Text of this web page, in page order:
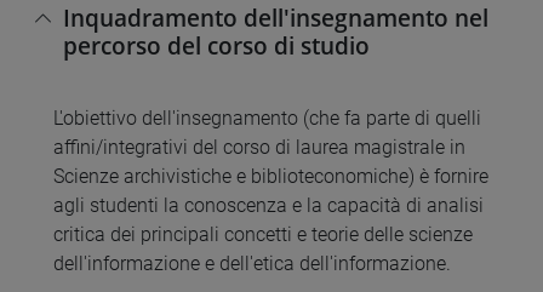
Inquadramento dell'insegnamento nel
percorso del corso di studio
L'obiettivo dell'insegnamento (che fa parte di quelli
affini/integrativi del corso di laurea magistrale in
Scienze archivistiche e biblioteconomiche) è fornire
agli studenti la conoscenza e la capacità di analisi
critica dei principali concetti e teorie delle scienze
dell'informazione e dell'etica dell'informazione.